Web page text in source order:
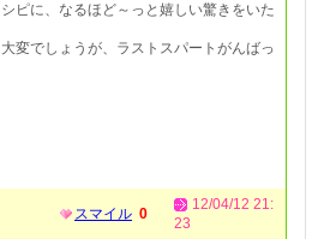
ピに、なるほど～っと嬉しい驚きをいた
変でしょうが、ラストスパートがんばっ
スマイル 0
12/04/12 21:
23